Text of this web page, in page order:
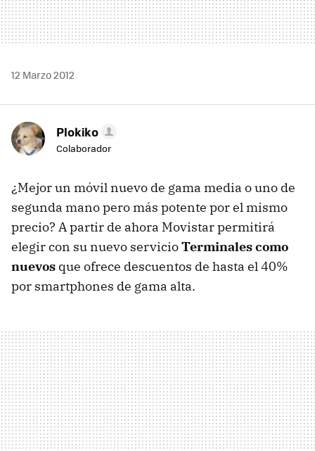
12 Marzo 2012
Plokiko
Colaborador
¿Mejor un móvil nuevo de gama media o uno de
segunda mano pero más potente por el mismo
precio? A partir de ahora Movistar permitirá
elegir con su nuevo servicioTerminales como
nuevos que ofrece descuentos de hasta el 40%
por smartphones de gama alta.